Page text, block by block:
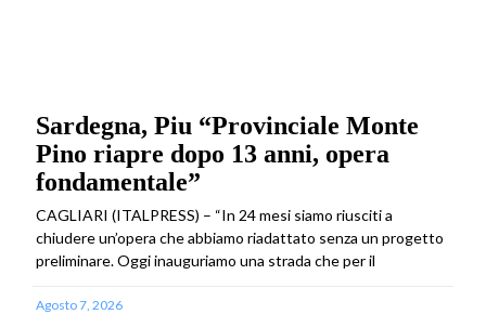
Sardegna, Piu “Provinciale Monte
Pino riapre dopo 13 anni, opera
fondamentale”
CAGLIARI (ITALPRESS) – “In 24 mesi siamo riusciti a
chiudere un’opera che abbiamo riadattato senza un progetto
preliminare. Oggi inauguriamo una strada che per il
Agosto 7, 2026